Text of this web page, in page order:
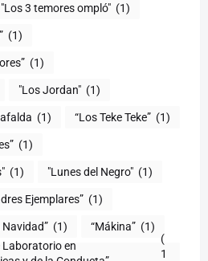
"Los 3 temores ompló" (1)
(1)
(1)
"Los Jordan" (1)
(1) “Los Teke Teke” (1)
(1)
(1) "Lunes del Negro" (1)
Ejemplares” (1)
(1) “Mákina” (1)
Laboratorio en
(
1